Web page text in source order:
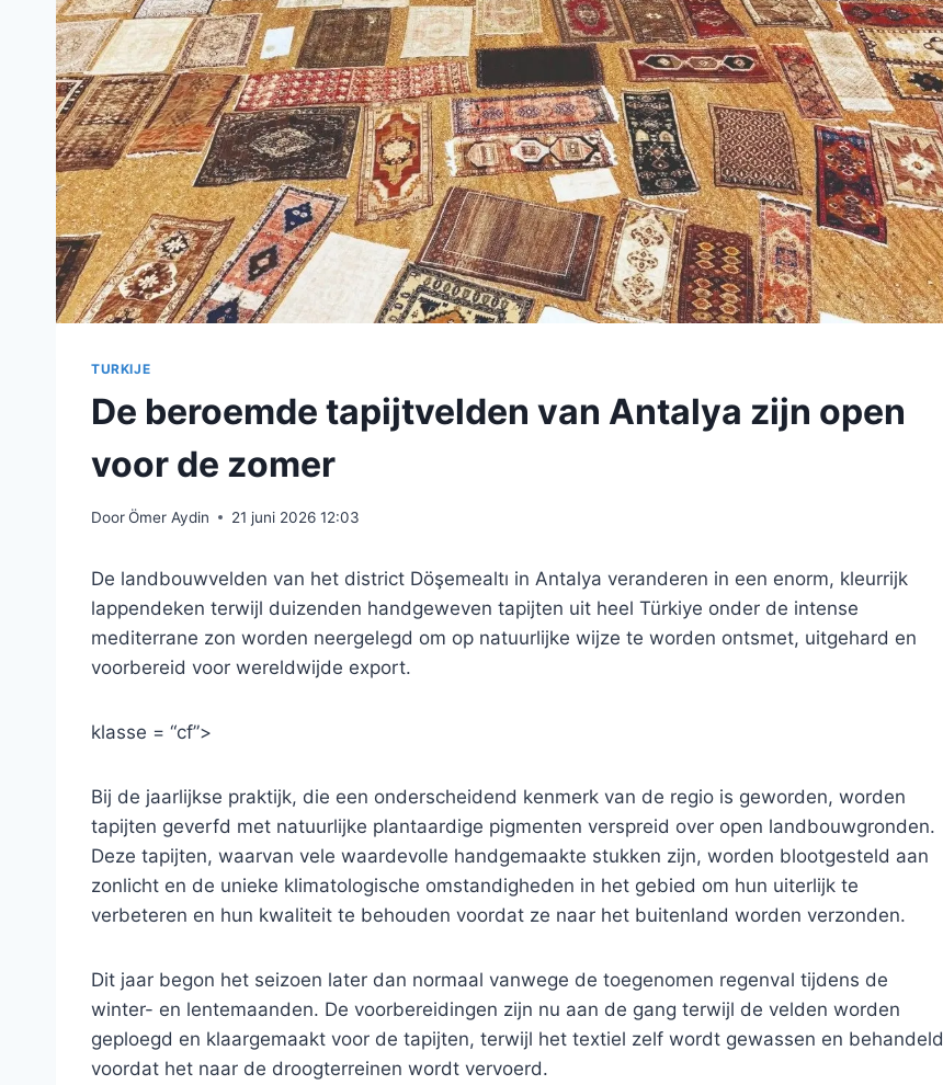
TURKIJE
De beroemde tapijtvelden van Antalya zijn open
voor de zomer
DoorÖmer Aydin 21 juni 2026 12:03
De landbouwvelden van het district Döşemealtı in Antalya veranderen in een enorm, kleurrijk
lappendeken terwijl duizenden handgeweven tapijten uit heel Türkiye onder de intense
mediterrane zon worden neergelegd om op natuurlijke wijze te worden ontsmet, uitgehard en
voorbereid voor wereldwijde export.
klasse = “cf”>
Bij de jaarlijkse praktijk, die een onderscheidend kenmerk van de regio is geworden, worden
tapijten geverfd met natuurlijke plantaardige pigmenten verspreid over open landbouwgronden.
Deze tapijten, waarvan vele waardevolle handgemaakte stukken zijn, worden blootgesteld aan
zonlicht en de unieke klimatologische omstandigheden in het gebied om hun uiterlijk te
verbeteren en hun kwaliteit te behouden voordat ze naar het buitenland worden verzonden.
Dit jaar begon het seizoen later dan normaal vanwege de toegenomen regenval tijdens de
winter- en lentemaanden. De voorbereidingen zijn nu aan de gang terwijl de velden worden
geploegd en klaargemaakt voor de tapijten, terwijl het textiel zelf wordt gewassen en behandeld
voordat het naar de droogterreinen wordt vervoerd.